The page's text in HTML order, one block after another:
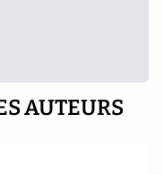
AUTEURS